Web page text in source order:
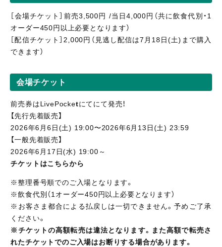
［会場チケット］前売3,500円 /当日4,000円（共に飲食代別・1
オーダー450円以上必要となります）
［配信チケット］2,000円（見逃し配信は7月18日(土)まで購入
できます）
会場チケット
前売券はLivePocketにてにて発売！
【先行先着販売】
2026年6月6日(土) 19:00〜2026年6月13日(土) 23:59
【一般先着販売】
2026年6月17日(水) 19:00～
チケットはこちらから
※整理番号順でのご入場となります。
※飲食代別（1オーダー450円以上必要となります）
※お客さま都合による払戻しは一切できません。予めご了承
ください。
※チケットの高額転売は違法となります。また高額で転売さ
れたチケットでのご入場はお断りする場合があります。